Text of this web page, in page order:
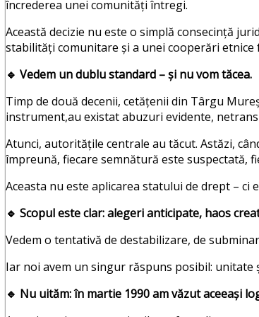
încrederea unei comunități întregi.
Această decizie nu este o simplă consecință
stabilități comunitare și a unei cooperări etnice
🔹 Vedem un dublu standard – și nu vom tăcea.
Timp de două decenii, cetățenii din Târgu
instrument,au existat abuzuri evidente,
Atunci, autoritățile centrale au tăcut. Astăzi,
împreună, fiecare semnătură este suspectată,
Aceasta nu este aplicarea statului de drept – ci
🔹 Scopul este clar: alegeri anticipate, haos
Vedem o tentativă de destabilizare, de
Iar noi avem un singur răspuns posibil: unitate
🔹 Nu uităm: în martie 1990 am văzut aceeași